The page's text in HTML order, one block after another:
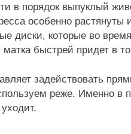
в порядок выпуклый
особенно
диски, которые во
быстрей придет в
задействовать
реже. Именно в